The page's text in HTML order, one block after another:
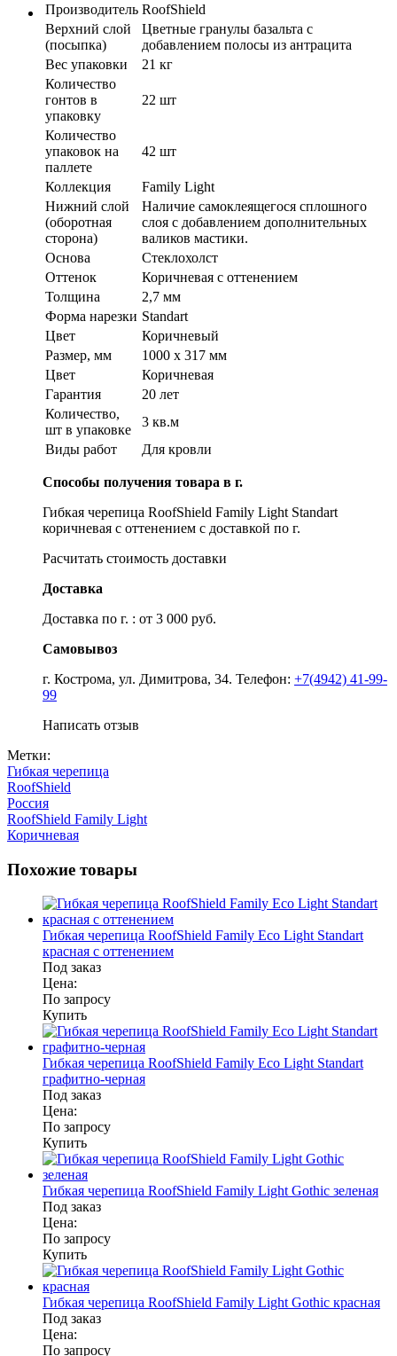
Производитель RoofShield
Верхний слой
(посыпка)
Цветные гранулы базальта с
добавлением полосы из антрацита
Вес упаковки
21 кг
Количество
гонтов в
упаковку
22 шт
Количество
упаковок на
паллете
42 шт
Коллекция
Family Light
Нижний слой
(оборотная
сторона)
Наличие самоклеящегося сплошного
слоя с добавлением дополнительных
валиков мастики.
Основа
Стеклохолст
Оттенок
Коричневая с оттенением
Толщина
2,7 мм
Форма нарезки Standart
Цвет
Коричневый
Размер, мм
1000 х 317 мм
Цвет
Коричневая
Гарантия
20 лет
Количество,
шт в упаковке
3 кв.м
Виды работ
Для кровли
Способы получения товара в г.
Гибкая черепица RoofShield Family Light Standart
коричневая с оттенением с доставкой по г.
Расчитать стоимость доставки
Доставка
Доставка по г. : от 3 000 руб.
Самовывоз
г. Кострома, ул. Димитрова, 34. Телефон: +7(4942) 41-99-
99
Написать отзыв
Метки:
Гибкая черепица
RoofShield
Россия
RoofShield Family Light
Коричневая
Похожие товары
Гибкая черепица RoofShield Family Eco Light Standart
красная с оттенением
Под заказ
Цена:
По запросу
Купить
Гибкая черепица RoofShield Family Eco Light Standart
графитно-черная
Под заказ
Цена:
По запросу
Купить
Гибкая черепица RoofShield Family Light Gothic зеленая
Под заказ
Цена:
По запросу
Купить
Гибкая черепица RoofShield Family Light Gothic красная
Под заказ
Цена:
По запросу